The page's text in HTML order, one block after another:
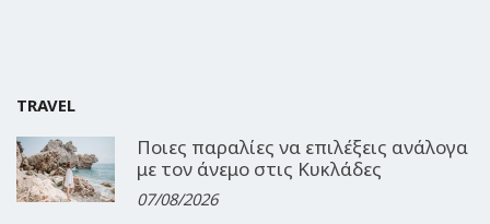
TRAVEL
Ποιες παραλίες να επιλέξεις ανάλογα
με τον άνεμο στις Κυκλάδες
07/08/2026